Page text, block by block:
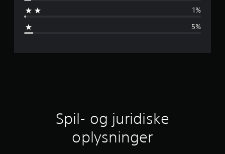
m
n
1%
5%
Spil- og juridiske
oplysninger